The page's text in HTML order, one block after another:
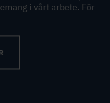
i vårt arbete. För